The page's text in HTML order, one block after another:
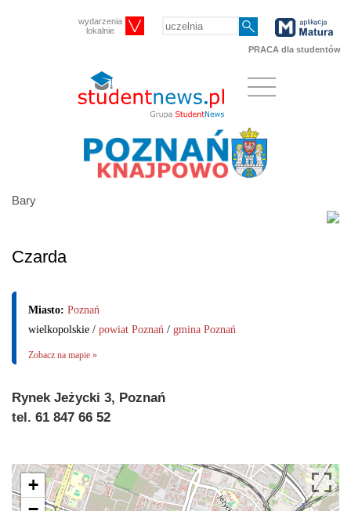
wydarzenia
lokalnie
PRACA dla studentów
Bary
Czarda
Miasto: Poznań
wielkopolskie / powiat Poznań / gmina Poznań
Zobacz na mapie »
Rynek Jeżycki 3, Poznań
tel. 61 847 66 52
+